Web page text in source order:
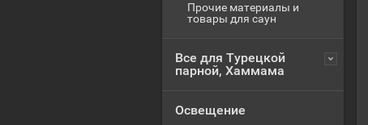
Прочие материалы и
товары для саун
Все для Турецкой
парной, Хаммама
Освещение